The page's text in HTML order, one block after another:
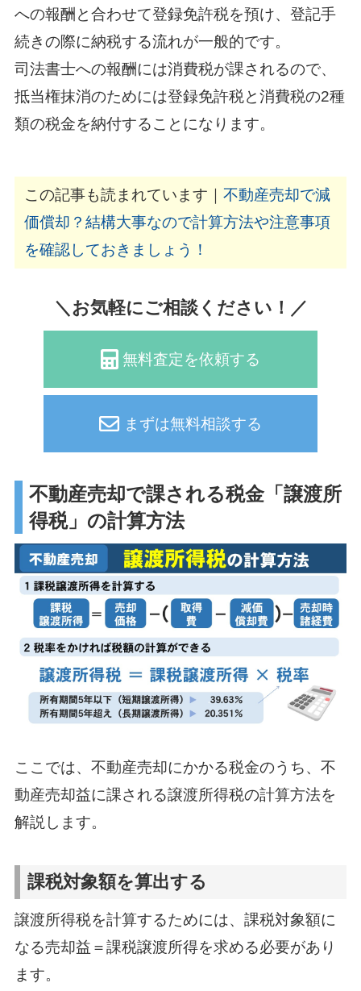
への報酬と合わせて登録免許税を預け、登記手
続きの際に納税する流れが一般的です。
司法書士への報酬には消費税が課されるので、
抵当権抹消のためには登録免許税と消費税の2種
類の税金を納付することになります。
この記事も読まれています｜ 不動産売却で減
価償却？結構大事なので計算方法や注意事項
を確認しておきましょう！
＼お気軽にご相談ください！／
無料査定を依頼する
まずは無料相談する
不動産売却で課される税金「譲渡所
得税」の計算方法
ここでは、不動産売却にかかる税金のうち、不
動産売却益に課される譲渡所得税の計算方法を
解説します。
課税対象額を算出する
譲渡所得税を計算するためには、課税対象額に
なる売却益＝課税譲渡所得を求める必要があり
ます。